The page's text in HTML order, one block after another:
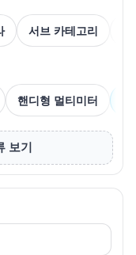
서브 카테고리
핸디형 멀티미터
보기